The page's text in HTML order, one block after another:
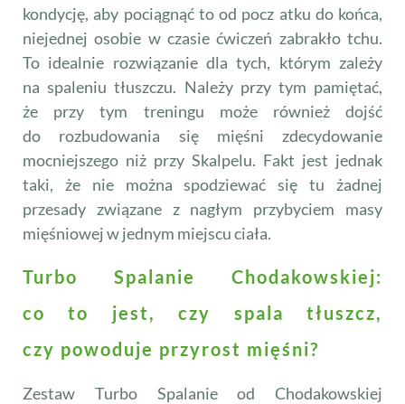
kondycję, aby pociągnąć to od pocz atku do końca,
niejednej osobie w czasie ćwiczeń zabrakło tchu.
To idealnie rozwiązanie dla tych, którym zależy
na spaleniu tłuszczu. Należy przy tym pamiętać,
że przy tym treningu może również dojść
do rozbudowania się mięśni zdecydowanie
mocniejszego niż przy Skalpelu. Fakt jest jednak
taki, że nie można spodziewać się tu żadnej
przesady związane z nagłym przybyciem masy
mięśniowej w jednym miejscu ciała.
Turbo Spalanie Chodakowskiej:
co to jest, czy spala tłuszcz,
czy powoduje przyrost mięśni?
Zestaw Turbo Spalanie od Chodakowskiej